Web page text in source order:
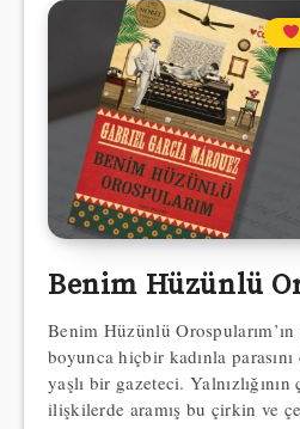
Benim Hüzünlü
Benim Hüzünlü Orospularım’ın
boyunca hiçbir kadınla
yaşlı bir gazeteci.
ilişkilerde aramış bu çirkin ve